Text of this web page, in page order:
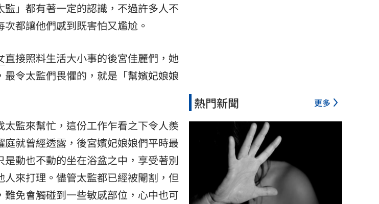
」都有著一定的認識，不過許多人不
都讓他們感到既害怕又尷尬。
直接照料生活大小事的後宮佳麗們，她
令太監們畏懼的，就是「幫嬪妃娘娘
監來幫忙，這份工作乍看之下令人羨
就曾經透露，後宮嬪妃娘娘們平時最
動也不動的坐在浴盆之中，享受著別
來打理。儘管太監都已經被閹割，但
免會觸碰到一些敏感部位，心中也可
熱門新聞 更多